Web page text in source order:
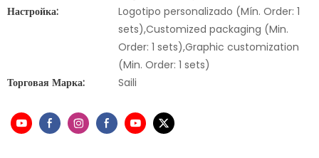
Настройка:
Logotipo personalizado (Mín. Order: 1
sets),Customized packaging (Min.
Order: 1 sets),Graphic customization
(Min. Order: 1 sets)
Торговая Марка:
Saili